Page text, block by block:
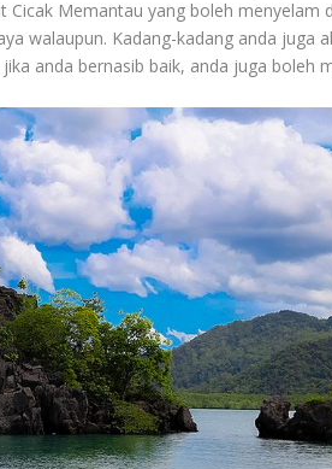
Memantau yang boleh menyelam
walaupun. Kadang-kadang anda juga
anda bernasib baik, anda juga boleh